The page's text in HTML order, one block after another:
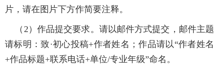
片，请在图片下方作简要注释。
（2）作品提交要求。请以邮件方式提交，邮件主题
请标明：致·初心投稿+作者姓名；作品请以“作者姓名
+作品标题+联系电话+单位/专业年级”命名。